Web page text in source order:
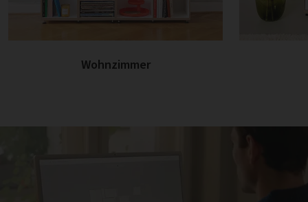
Wohnzimmer